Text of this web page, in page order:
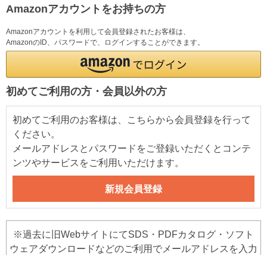
Amazonアカウントをお持ちの方
Amazonアカウントを利用して会員登録されたお客様は、
AmazonのID、パスワードで、ログインすることができます。
初めてご利用の方・会員以外の方
初めてご利用のお客様は、こちらから会員登録を行って
ください。
メールアドレスとパスワードをご登録いただくとコンテ
ンツやサービスをご利用いただけます。
※過去に旧WebサイトにてSDS・PDFカタログ・ソフト
ウェアダウンロードなどのご利用でメールアドレスを入力